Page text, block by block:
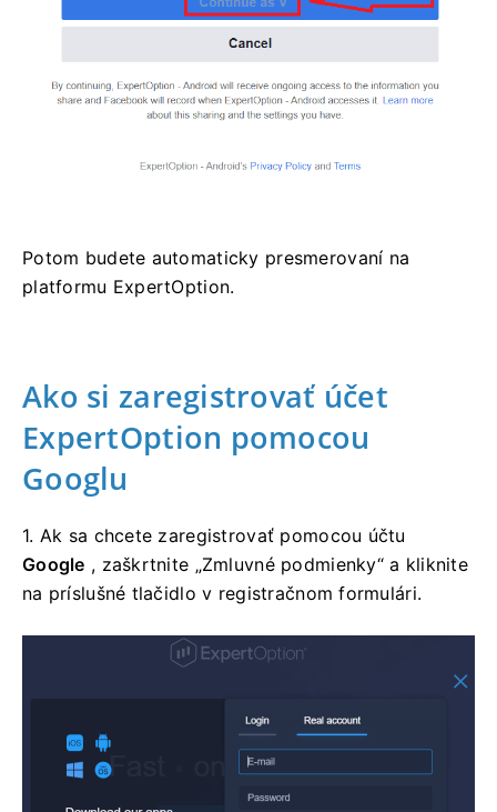
Potom budete automaticky presmerovaní na
platformu ExpertOption.
Ako si zaregistrovať účet
ExpertOption pomocou
Googlu
1. Ak sa chcete zaregistrovať pomocou účtu
Google , zaškrtnite „Zmluvné podmienky“ a kliknite
na príslušné tlačidlo v registračnom formulári.